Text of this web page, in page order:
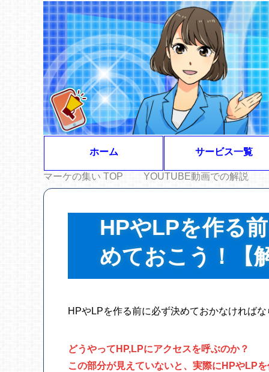
ホーム サービス一覧
マーケの集い TOP YOUTUBE動画での解説
HPやLPを作る
めておこう！【
HPやLPを作る前に必ず決めておかなければ
どうやってHP,LPにアクセスを呼ぶのか？
この部分が見えていないと、実際にHPやLP